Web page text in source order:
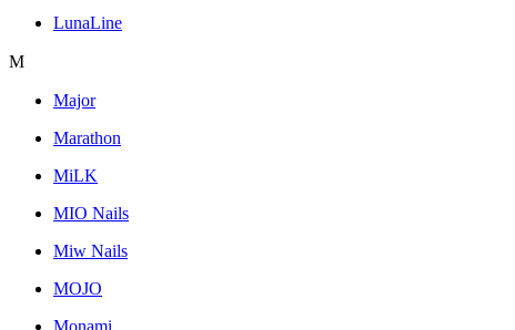
LunaLine
M
Major
Marathon
MiLK
MIO Nails
Miw Nails
MOJO
Monami